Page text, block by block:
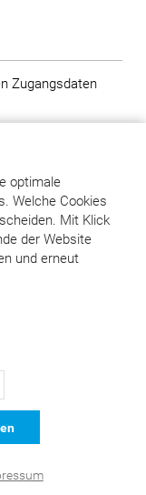
optimale
Welche Cookies
Mit Klick
der Website
und erneut
Zugangsdaten
BEMA und